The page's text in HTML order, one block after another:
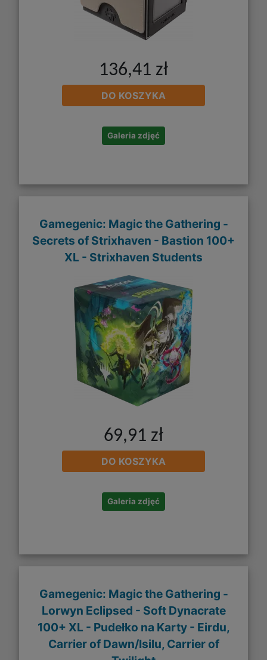
136,41 zł
DO KOSZYKA
Galeria zdjęć
Gamegenic: Magic the Gathering -
Secrets of Strixhaven - Bastion 100+
XL - Strixhaven Students
69,91 zł
DO KOSZYKA
Galeria zdjęć
Gamegenic: Magic the Gathering -
Lorwyn Eclipsed - Soft Dynacrate
100+ XL - Pudełko na Karty - Eirdu,
Carrier of Dawn/Isilu, Carrier of